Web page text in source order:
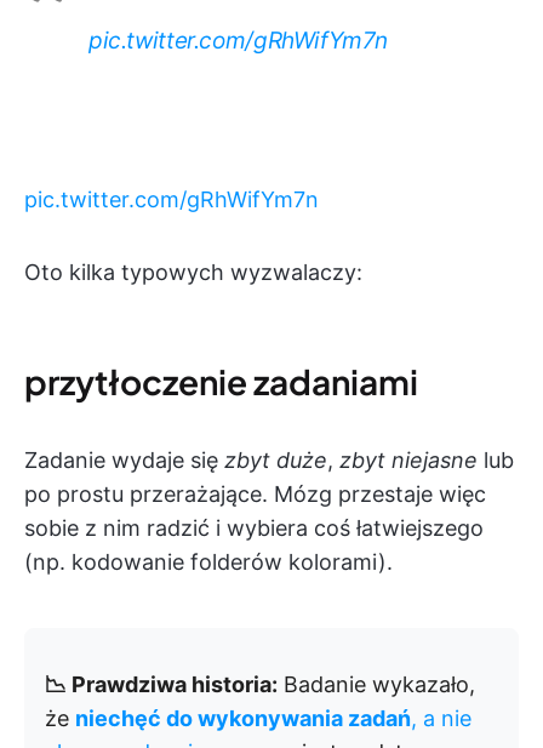
pic.twitter.com/gRhWifYm7n
pic.twitter.com/gRhWifYm7n
Oto kilka typowych wyzwalaczy:
przytłoczenie zadaniami
Zadanie wydaje się zbyt duże, zbyt niejasne lub
po prostu przerażające. Mózg przestaje więc
sobie z nim radzić i wybiera coś łatwiejszego
(np. kodowanie folderów kolorami).
📉 Prawdziwa historia: Badanie wykazało,
że niechęć do wykonywania zadań, a nie